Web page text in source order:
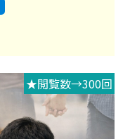
★閲覧数→300回